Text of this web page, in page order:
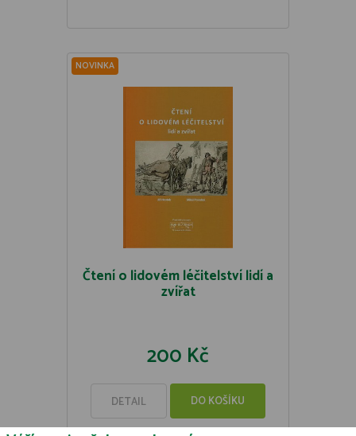
NOVINKA
Čtení o lidovém léčitelství lidí a
zvířat
200 Kč
DETAIL DO KOŠÍKU